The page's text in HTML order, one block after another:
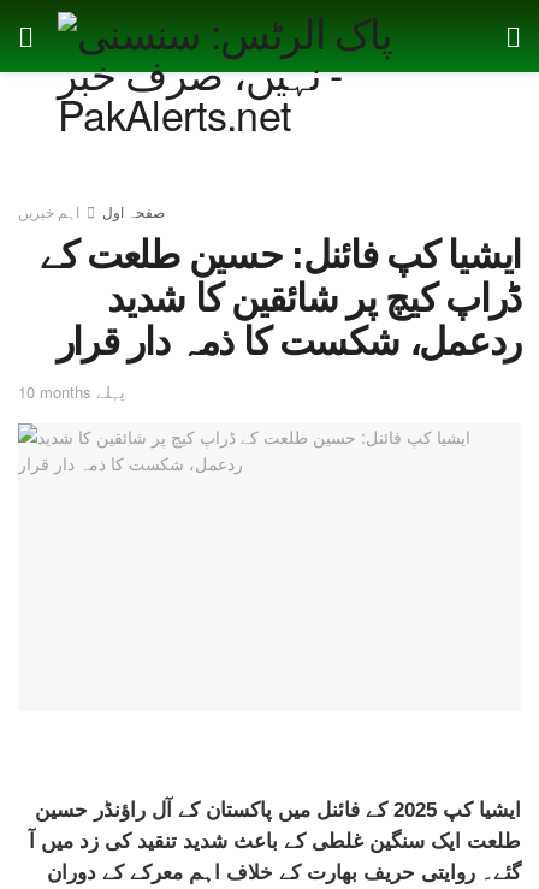
صفحہ اول اہم خبریں
ایشیا کپ فائنل: حسین طلعت کے
ڈراپ کیچ پر شائقین کا شدید
ردعمل، شکست کا ذمہ دار قرار
10 months پہلے
ایشیا کپ 2025 کے فائنل میں پاکستان کے آل راؤنڈر حسین
طلعت ایک سنگین غلطی کے باعث شدید تنقید کی زد میں آ
گئے۔ روایتی حریف بھارت کے خلاف اہم معرکے کے دوران